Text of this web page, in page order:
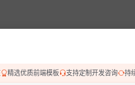
精选优质前端模板 支持定制开发咨询 持